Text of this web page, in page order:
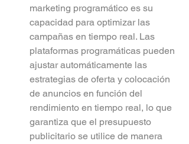
marketing programático es su
capacidad para optimizar las
campañas en tiempo real. Las
plataformas programáticas pueden
ajustar automáticamente las
estrategias de oferta y colocación
de anuncios en función del
rendimiento en tiempo real, lo que
garantiza que el presupuesto
publicitario se utilice de manera